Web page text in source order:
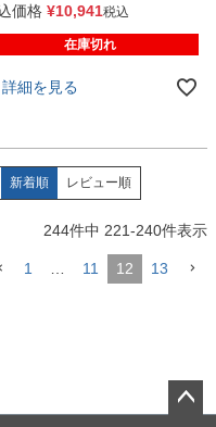
価格 ¥10,941税込
在庫切れ
詳細を見る
新着順 レビュー順
244件中 221-240件表示
1 11 12 13